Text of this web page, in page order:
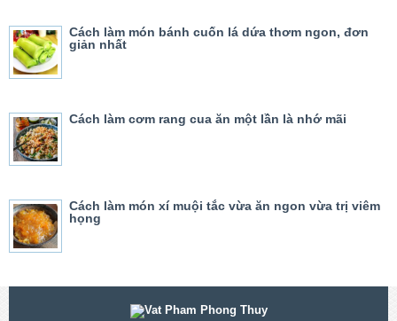
Cách làm món bánh cuốn lá dứa thơm ngon, đơn
giản nhất
Cách làm cơm rang cua ăn một lần là nhớ mãi
Cách làm món xí muội tắc vừa ăn ngon vừa trị viêm
họng